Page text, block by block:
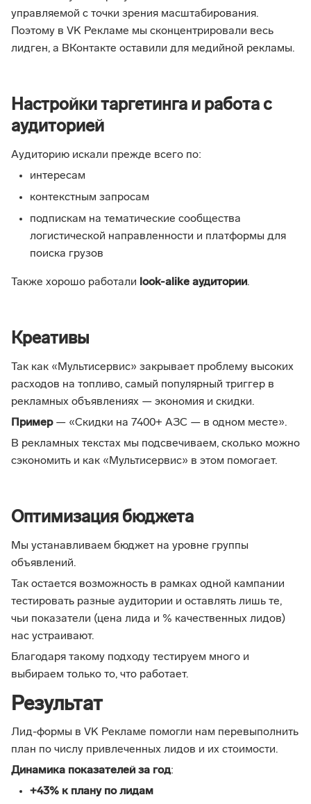
управляемой с точки зрения масштабирования.
Поэтому в VK Рекламе мы сконцентрировали весь
лидген, а ВКонтакте оставили для медийной рекламы.
Настройки таргетинга и работа с
аудиторией
Аудиторию искали прежде всего по:
интересам
контекстным запросам
подпискам на тематические сообщества
логистической направленности и платформы для
поиска грузов
Также хорошо работали look-alike аудитории.
Креативы
Так как «Мультисервис» закрывает проблему высоких
расходов на топливо, самый популярный триггер в
рекламных объявлениях — экономия и скидки.
Пример— «Скидки на 7400+ АЗС — в одном месте».
В рекламных текстах мы подсвечиваем, сколько можно
сэкономить и как «Мультисервис» в этом помогает.
Оптимизация бюджета
Мы устанавливаем бюджет на уровне группы
объявлений.
Так остается возможность в рамках одной кампании
тестировать разные аудитории и оставлять лишь те,
чьи показатели (цена лида и % качественных лидов)
нас устраивают.
Благодаря такому подходу тестируем много и
выбираем только то, что работает.
Результат
Лид-формы в VK Рекламе помогли нам перевыполнить
план по числу привлеченных лидов и их стоимости.
Динамика показателей за год:
+43% к плану по лидам